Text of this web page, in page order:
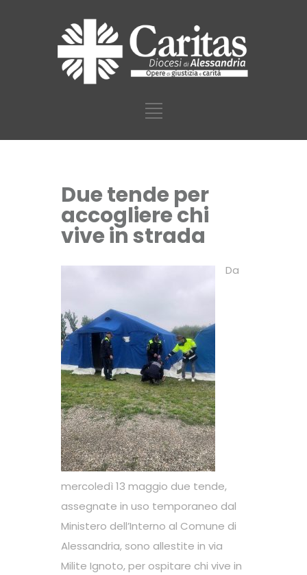
Due tende per
accogliere chi
vive in strada
Da
mercoledì 13 maggio due tende,
assegnate in uso temporaneo dal
Ministero dell’Interno al Comune di
Alessandria, sono allestite in via
Milite Ignoto, per ospitare chi vive in